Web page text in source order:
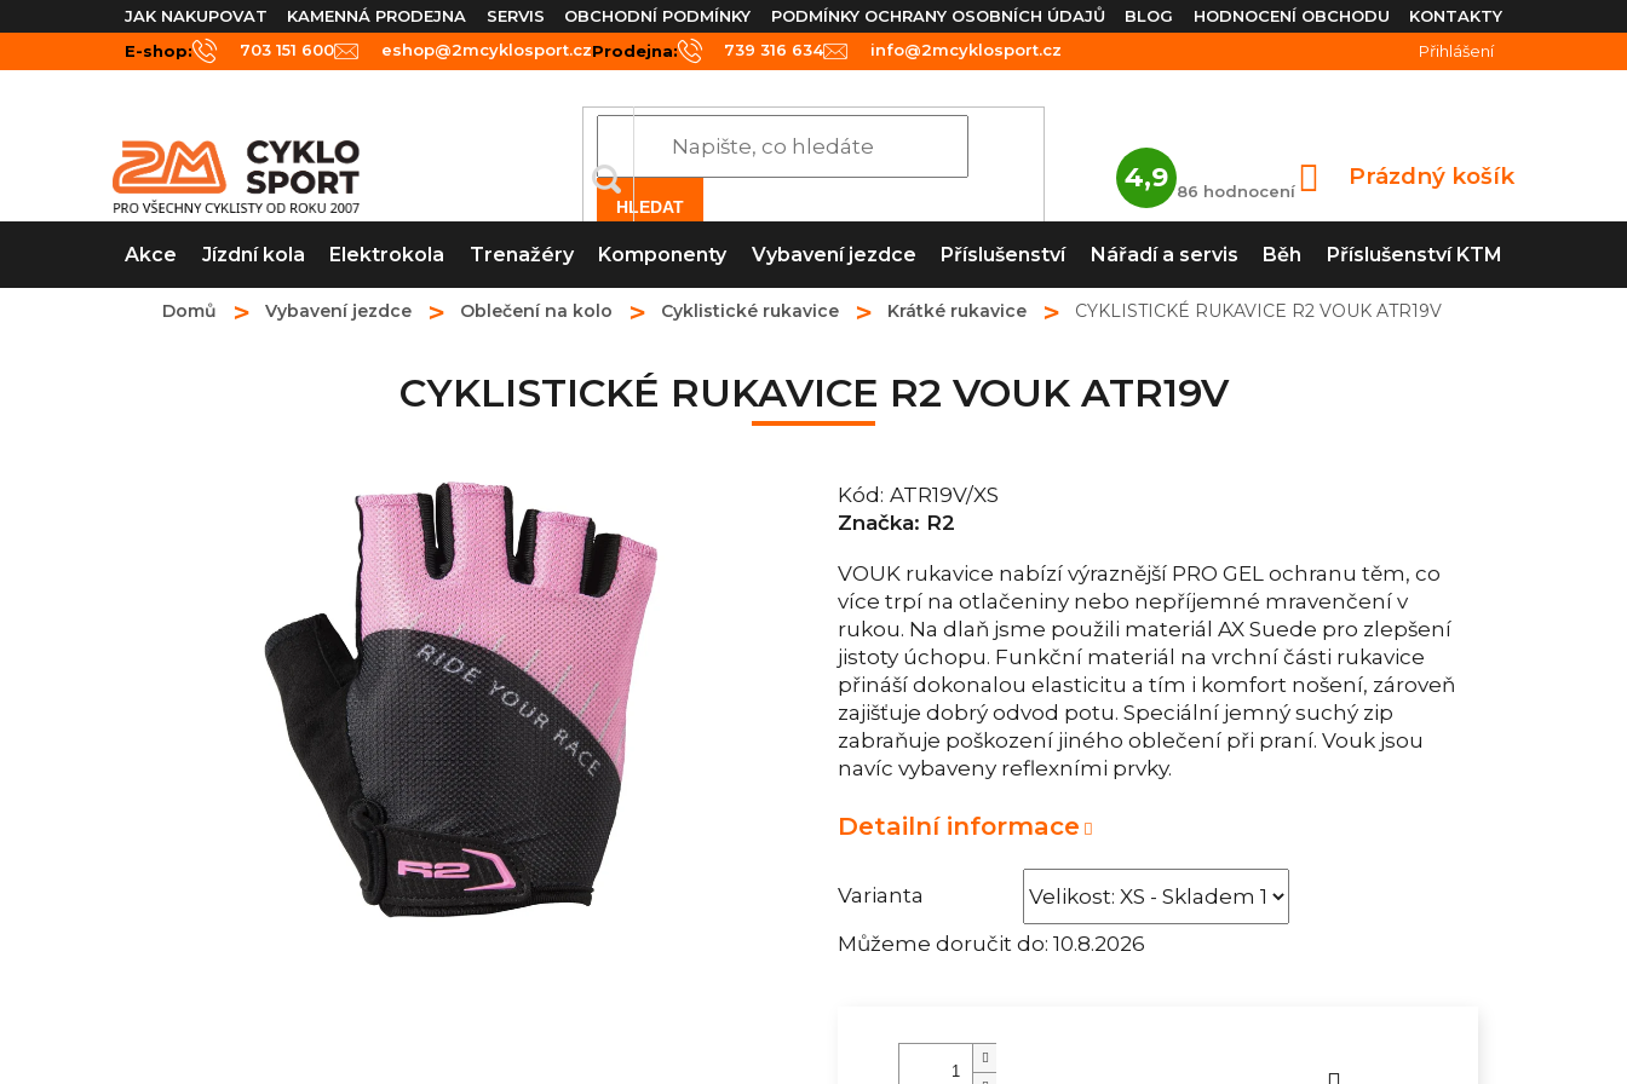
na
obsah
JAK NAKUPOVAT KAMENNÁ PRODEJNA SERVIS OBCHODNÍ PODMÍNKY PODMÍNKY OCHRANY OSOBNÍCH ÚDAJŮ BLOG KONTAKTY
HODNOCENÍ OBCHODU
E-shop:
703 151 600 eshop@2mcyklosport.czProdejna: 739 316 634 info@2mcyklosport.cz Přihlášení
HLEDAT
4,9
Průměrné
hodnocení
je
4,9
5
hvězdiček.
86 hodnocení
NÁKUPNÍ
Prázdný košík
Akce Jízdní kola Elektrokola Trenažéry Komponenty Vybavení jezdce Příslušenství Nářadí a servis Běh Příslušenství KTM
Domů Vybavení jezdce Oblečení na kolo Cyklistické rukavice Krátké rukavice CYKLISTICKÉ RUKAVICE R2 VOUK ATR19V
CYKLISTICKÉ RUKAVICE R2 VOUK ATR19V
Kód: ATR19V/XS
Značka: R2
Varianta
Můžeme doručit do: 10.8.2026
VOUK rukavice nabízí výraznější PRO GEL ochranu těm, co
více trpí na otlačeniny nebo nepříjemné mravenčení v
rukou. Na dlaň jsme použili materiál AX Suede pro zlepšení
jistoty úchopu. Funkční materiál na vrchní části rukavice
přináší dokonalou elasticitu a tím i komfort nošení, zároveň
zajišťuje dobrý odvod potu. Speciální jemný suchý zip
zabraňuje poškození jiného oblečení při praní. Vouk jsou
navíc vybaveny reflexními prvky.
Detailní informace